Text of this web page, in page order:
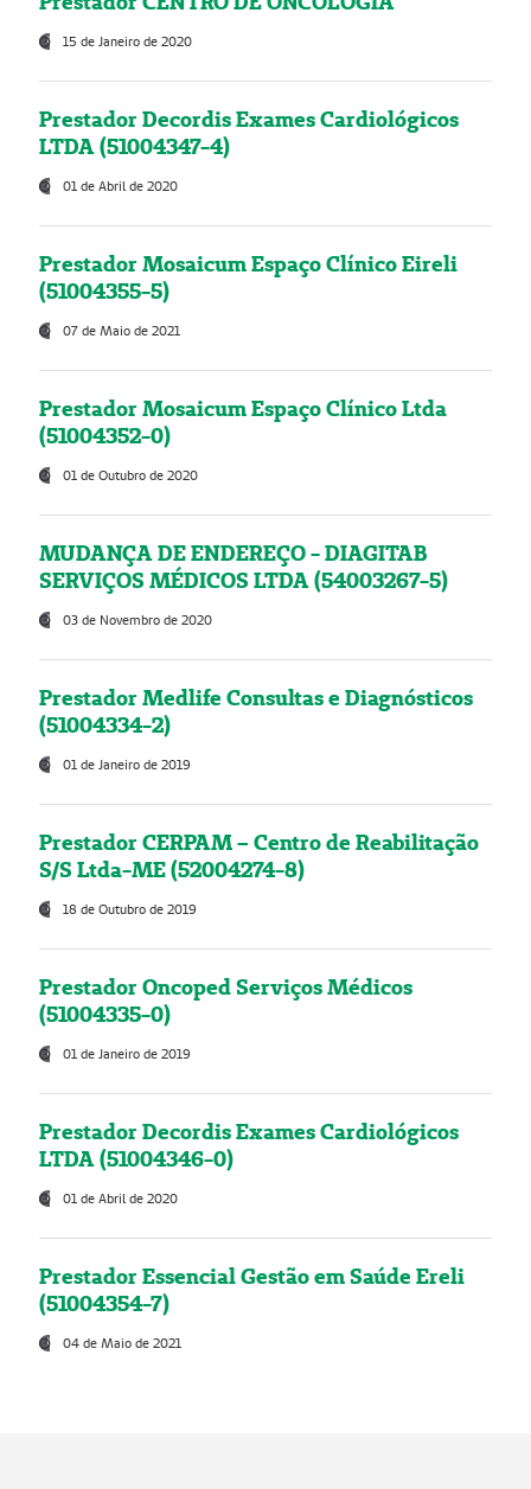
15 de Janeiro de 2020
Prestador Decordis Exames Cardiológicos
LTDA (51004347-4)
01 de Abril de 2020
Prestador Mosaicum Espaço Clínico Eireli
(51004355-5)
07 de Maio de 2021
Prestador Mosaicum Espaço Clínico Ltda
(51004352-0)
01 de Outubro de 2020
MUDANÇA DE ENDEREÇO - DIAGITAB
SERVIÇOS MÉDICOS LTDA (54003267-5)
03 de Novembro de 2020
Prestador Medlife Consultas e Diagnósticos
(51004334-2)
01 de Janeiro de 2019
Prestador CERPAM – Centro de Reabilitação
S/S Ltda-ME (52004274-8)
18 de Outubro de 2019
Prestador Oncoped Serviços Médicos
(51004335-0)
01 de Janeiro de 2019
Prestador Decordis Exames Cardiológicos
LTDA (51004346-0)
01 de Abril de 2020
Prestador Essencial Gestão em Saúde Ereli
(51004354-7)
04 de Maio de 2021